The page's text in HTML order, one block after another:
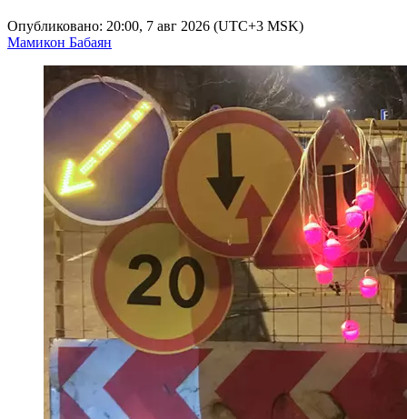
Опубликовано: 20:00, 7 авг 2026 (UTC+3 MSK)
Мамикон Бабаян